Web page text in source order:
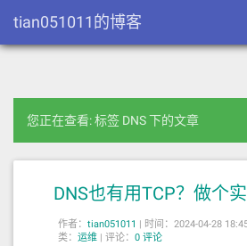
tian051011的博客
您正在查看: 标签 DNS 下的文章
DNS也有用TCP？做个
作者： tian051011 | 时间：2024-04-28
类： 运维 | 评论： 0 评论